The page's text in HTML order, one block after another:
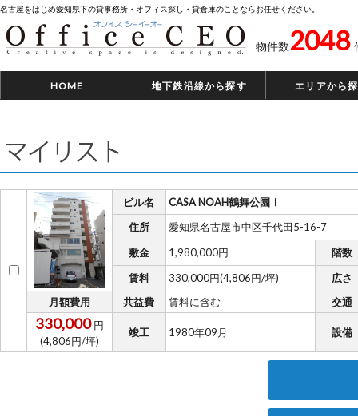
名古屋をはじめ愛知県下の貸事務所・オフィス探し・貸倉庫のことならお任せください。
マイリスト
ビル名
CASA NOAH鶴舞公園Ⅰ
住所
愛知県名古屋市中区千代田5-16-7
敷金
1,980,000円
階数
賃料
330,000円(4,806円/坪)
広さ
月額費用
共益費 賃料に含む 交通
330,000円
(4,806円/坪)
竣工 1980年09月 設備
物件数2048
HOME 地下鉄沿線から探す エリアから